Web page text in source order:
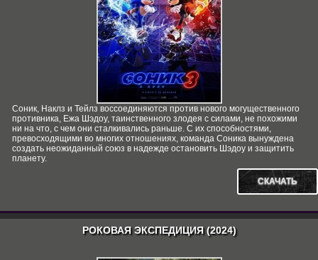
Соник, Наклз и Тейлз воссоединяются против нового могущественного
противника, Ежа Шэдоу, таинственного злодея с силами, не похожими
ни на что, с чем они сталкивались раньше. С их способностями,
превосходящими во многих отношениях, команда Соника вынуждена
создать неожиданный союз в надежде остановить Шэдоу и защитить
планету.
СКАЧАТЬ
РОКОВАЯ ЭКСПЕДИЦИЯ (2024)